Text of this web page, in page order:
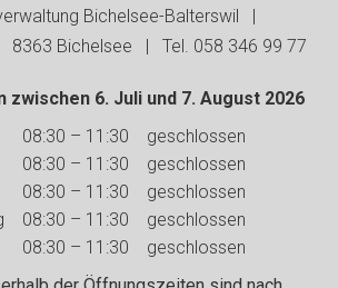
Bichelsee-Balterswil |
Bichelsee | Tel. 058 346 99 77
6. Juli und 7. August 2026
Vormittag Nachmittag
08:30 – 11:30
geschlossen
08:30 – 11:30
geschlossen
08:30 – 11:30
geschlossen
08:30 – 11:30
geschlossen
08:30 – 11:30
geschlossen